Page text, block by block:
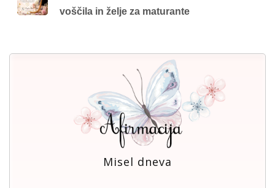
voščila in želje za maturante
Misel dneva